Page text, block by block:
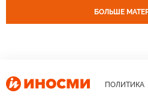
БОЛЬШЕ
ПОЛИТИКА